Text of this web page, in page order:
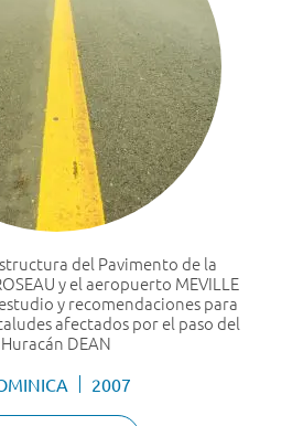
del Pavimento de la
y el aeropuerto MEVILLE
y recomendaciones para
afectados por el paso del
Huracán DEAN
2007